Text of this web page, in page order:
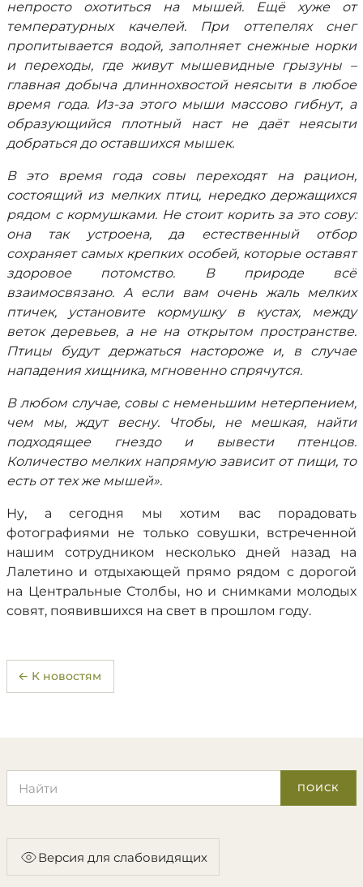
непросто охотиться на мышей. Ещё хуже от
температурных качелей. При оттепелях снег
пропитывается водой, заполняет снежные норки
и переходы, где живут мышевидные грызуны –
главная добыча длиннохвостой неясыти в любое
время года. Из-за этого мыши массово гибнут, а
образующийся плотный наст не даёт неясыти
добраться до оставшихся мышек.
В это время года совы переходят на рацион,
состоящий из мелких птиц, нередко держащихся
рядом с кормушками. Не стоит корить за это сову:
она так устроена, да естественный отбор
сохраняет самых крепких особей, которые оставят
здоровое потомство. В природе всё
взаимосвязано. А если вам очень жаль мелких
птичек, установите кормушку в кустах, между
веток деревьев, а не на открытом пространстве.
Птицы будут держаться настороже и, в случае
нападения хищника, мгновенно спрячутся.
В любом случае, совы с неменьшим нетерпением,
чем мы, ждут весну. Чтобы, не мешкая, найти
подходящее гнездо и вывести птенцов.
Количество мелких напрямую зависит от пищи, то
есть от тех же мышей».
Ну, а сегодня мы хотим вас порадовать
фотографиями не только совушки, встреченной
нашим сотрудником несколько дней назад на
Лалетино и отдыхающей прямо рядом с дорогой
на Центральные Столбы, но и снимками молодых
совят, появившихся на свет в прошлом году.
← К новостям
ПОИСК
Версия для слабовидящих